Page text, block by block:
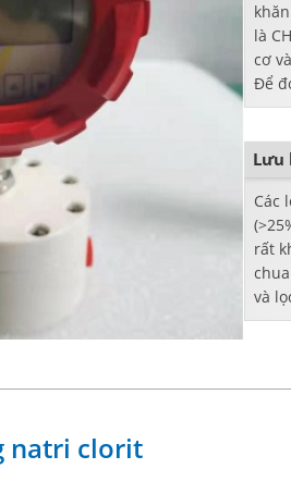
là
cơ
Để
Lưu
Các
rất
và
natri clorit